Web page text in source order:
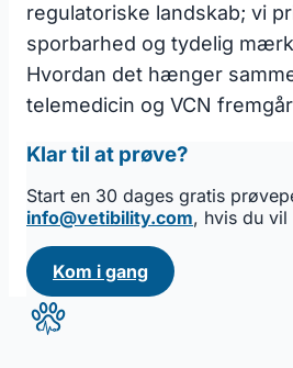
regulatoriske landskab; vi
sporbarhed og tydelig
Hvordan det hænger
telemedicin og VCN
Klar til at prøve?
Start en 30 dages gratis
info@vetibility.com, hvis du
Kom i gang